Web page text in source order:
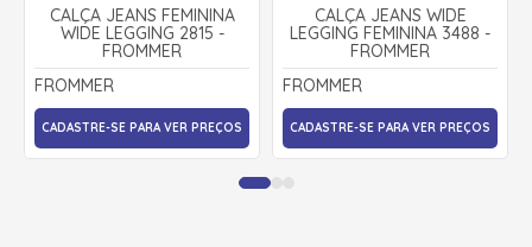
CALÇA JEANS FEMININA
WIDE LEGGING 2815 -
FROMMER
FROMMER
CADASTRE-SE PARA VER PREÇOS
CALÇA JEANS WIDE
LEGGING FEMININA 3488 -
FROMMER
FROMMER
CADASTRE-SE PARA VER PREÇOS